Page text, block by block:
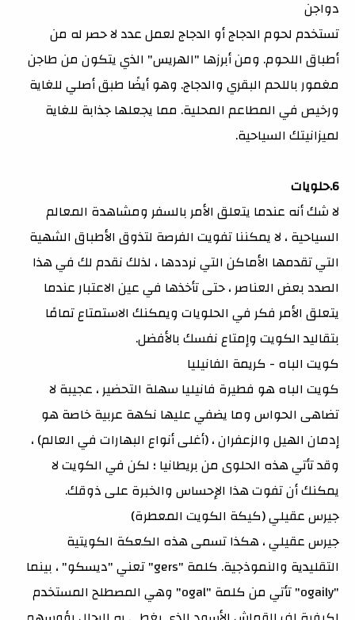
دواجن
تستخدم لحوم الدجاج أو الدجاج لعمل عدد لا حصر له من
أطباق اللحوم. ومن أبرزها "الهريس" الذي يتكون من طاجن
مغمور باللحم البقري والدجاج. وهو أيضًا طبق أصلي للغاية
ورخيص في المطاعم المحلية. مما يجعلها جذابة للغاية
لميزانيتك السياحية.
6.حلويات
لا شك أنه عندما يتعلق الأمر بالسفر ومشاهدة المعالم
السياحية ، لا يمكننا تفويت الفرصة لتذوق الأطباق الشهية
التي تقدمها الأماكن التي نرددها ، لذلك نقدم لك في هذا
الصدد بعض العناصر ، حتى تأخذها في عين الاعتبار عندما
يتعلق الأمر فكر في الحلويات ويمكنك الاستمتاع تمامًا
بتقاليد الكويت وإمتاع نفسك بالأفضل.
كويت الباه - كريمة الفانيليا
كويت الباه هو فطيرة فانيليا سهلة التحضير ، عجيبة لا
تضاهى الحواس وما يضفي عليها نكهة عربية خاصة هو
إدمان الهيل والزعفران ، (أغلى أنواع البهارات في العالم) ،
وقد تأتي هذه الحلوى من بريطانيا ؛ لكن في الكويت لا
يمكنك أن تفوت هذا الإحساس والخبرة على ذوقك.
جيرس عقيلي (كيكة الكويت المعطرة)
جيرس عقيلي ، هكذا تسمى هذه الكعكة الكويتية
التقليدية والنموذجية. كلمة "gers" تعني "ديسكو" ، بينما
"ogaily" تأتي من كلمة "ogal" وهي المصطلح المستخدم